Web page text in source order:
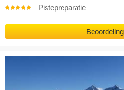
Pistepreparatie
Beoordeling